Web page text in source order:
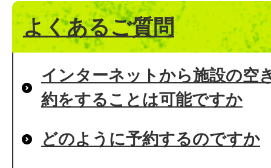
よくあるご質問
インターネットから施設の空
約をすることは可能ですか
どのように予約するのですか